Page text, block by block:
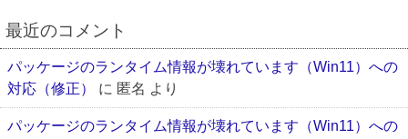
最近のコメント
パッケージのランタイム情報が壊れています（Win11）への
対応（修正）
に 匿名 より
パッケージのランタイム情報が壊れています（Win11）への